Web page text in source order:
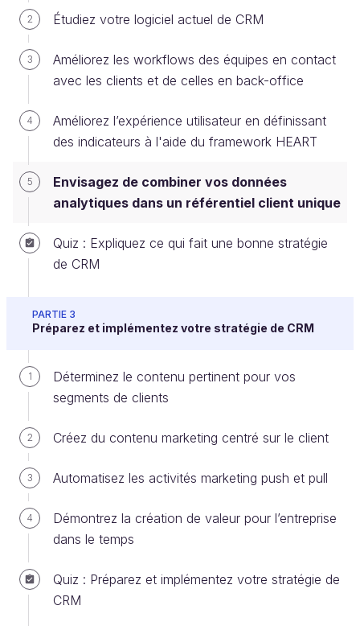
2 Étudiez votre logiciel actuel de CRM
3
Améliorez les workflows des équipes en contact
avec les clients et de celles en back-office
4
Améliorez l’expérience utilisateur en définissant
des indicateurs à l'aide du framework HEART
5
Envisagez de combiner vos données
analytiques dans un référentiel client unique
Quiz : Expliquez ce qui fait une bonne stratégie
de CRM
PARTIE 3
Préparez et implémentez votre stratégie de CRM
1
Déterminez le contenu pertinent pour vos
segments de clients
2 Créez du contenu marketing centré sur le client
3 Automatisez les activités marketing push et pull
4
Démontrez la création de valeur pour l’entreprise
dans le temps
Quiz : Préparez et implémentez votre stratégie de
CRM
Grâce à ce référentiel client unique, les
données personnelles, transactionnelles et
comportementales sont stockées au même
Ne confondez pas le CRM et le
De nombreuses personnes confondent le référentiel
même objectif : rendre plus cohérentes les relations
avec le client. Le référentiel client unique (qu'on
appelle aussi vision à 360°) va un peu plus loin.
C’est la tentative de généraliser le parcours client sur
tous les canaux :
;
réseaux sociaux ;
recherches sur internet ;
centre d'appel ;
e-mails ;